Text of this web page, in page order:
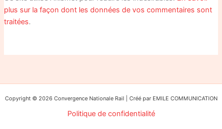
plus sur la façon dont les données de vos commentaires sont
traitées.
Copyright © 2026 Convergence Nationale Rail | Créé par EMILE COMMUNICATION
Politique de confidentialité